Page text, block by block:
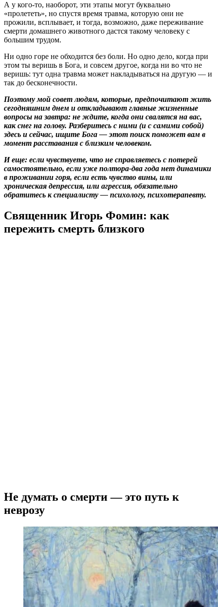
А у кого-то, наоборот, эти этапы могут буквально
«пролететь», но спустя время травма, которую они не
прожили, всплывает, и тогда, возможно, даже переживание
смерти домашнего животного дастся такому человеку с
большим трудом.
Ни одно горе не обходится без боли. Но одно дело, когда при
этом ты веришь в Бога, и совсем другое, когда ни во что не
веришь: тут одна травма может накладываться на другую — и
так до бесконечности.
Поэтому мой совет людям, которые, предпочитают жить
сегодняшним днем и откладывают главные жизненные
вопросы на завтра: не ждите, когда они свалятся на вас,
как снег на голову. Разберитесь с ними (и с самими собой)
здесь и сейчас, ищите Бога — этот поиск поможет вам в
момент расставания с близким человеком.
И еще: если чувствуете, что не справляетесь с потерей
самостоятельно, если уже полтора-два года нет динамики
в проживании горя, если есть чувство вины, или
хроническая депрессия, или агрессия, обязательно
обратитесь к специалисту — психологу, психотерапевту.
Священник Игорь Фомин: как
пережить смерть близкого
Не думать о смерти — это путь к
неврозу